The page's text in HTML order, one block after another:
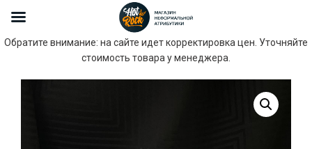
Обратите внимание: на сайте идет корректировка цен. Уточняйте
стоимость товара у менеджера.